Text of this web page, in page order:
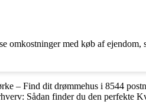
omkostninger med køb af
– Find dit drømmehus i 8544
Sådan finder du den perfekte